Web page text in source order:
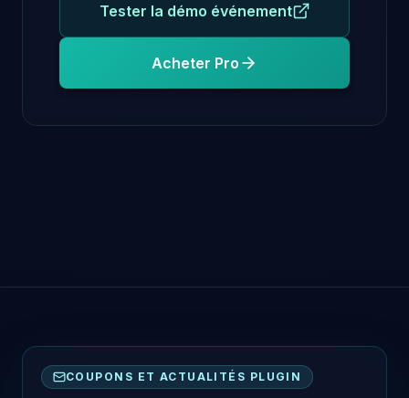
Tester la démo événement
Acheter Pro
COUPONS ET ACTUALITÉS PLUGIN